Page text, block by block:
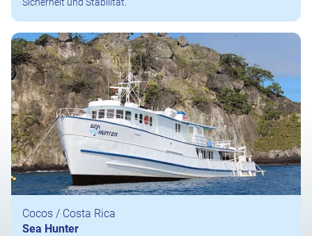
Cocos / Costa Rica
Sea Hunter